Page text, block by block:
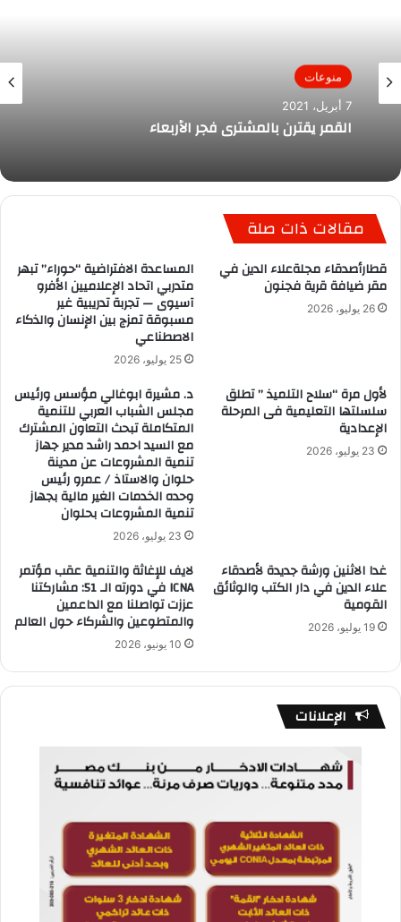
منوعات
7 أبريل، 2021
القمر يقترن بالمشتري فجر الأربعاء
مقالات ذات صلة
قطارأصدقاء مجلةعلاء الدين في
مقر ضيافة قرية فجنون
26 يوليو، 2026
المساعدة الافتراضية “حوراء” تبهر
متدربي اتحاد الإعلاميين الأفرو
آسيوى — تجربة تدريبية غير
مسبوقة تمزج بين الإنسان والذكاء
الاصطناعي
25 يوليو، 2026
لأول مرة “سلاح التلميذ ” تطلق
سلسلتها التعليمية فى المرحلة
الإعدادية
23 يوليو، 2026
د. مشيرة ابوغالي مؤسس ورئيس
مجلس الشباب العربي للتنمية
المتكاملة تبحث التعاون المشترك
مع السيد احمد راشد مدير جهاز
تنمية المشروعات عن مدينة
حلوان والاستاذ / عمرو رئيس
وحده الخدمات الغير مالية بجهاز
تنمية المشروعات بحلوان
23 يوليو، 2026
غدا الاثنين ورشة جديدة لأصدقاء
علاء الدين في دار الكتب والوثائق
القومية
19 يوليو، 2026
لايف للإغاثة والتنمية عقب مؤتمر
ICNA في دورته الـ 51: مشاركتنا
عززت تواصلنا مع الداعمين
والمتطوعين والشركاء حول العالم
10 يونيو، 2026
الإعلانات